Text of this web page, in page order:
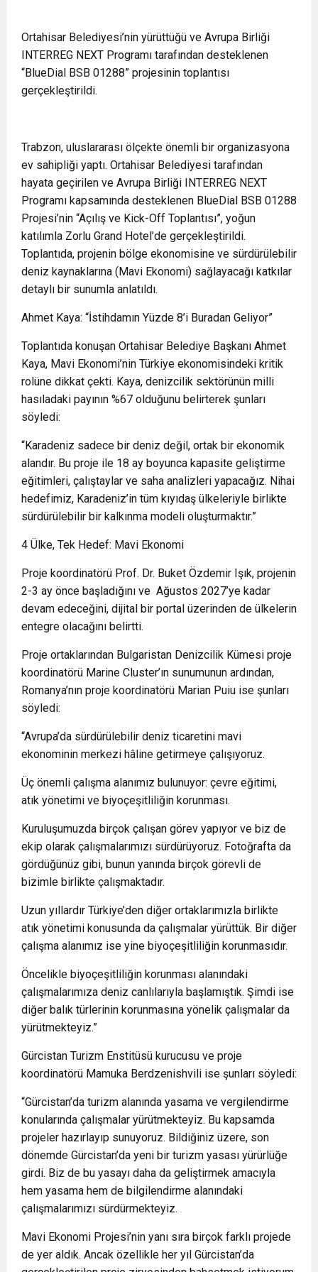
Ortahisar Belediyesi’nin yürüttüğü ve Avrupa Birliği
INTERREG NEXT Programı tarafından desteklenen
“BlueDial BSB 01288” projesinin toplantısı
gerçekleştirildi.
Trabzon, uluslararası ölçekte önemli bir organizasyona
ev sahipliği yaptı. Ortahisar Belediyesi tarafından
hayata geçirilen ve Avrupa Birliği INTERREG NEXT
Programı kapsamında desteklenen BlueDial BSB 01288
Projesi’nin “Açılış ve Kick-Off Toplantısı”, yoğun
katılımla Zorlu Grand Hotel’de gerçekleştirildi.
Toplantıda, projenin bölge ekonomisine ve sürdürülebilir
deniz kaynaklarına (Mavi Ekonomi) sağlayacağı katkılar
detaylı bir sunumla anlatıldı.
Ahmet Kaya: “İstihdamın Yüzde 8’i Buradan Geliyor”
Toplantıda konuşan Ortahisar Belediye Başkanı Ahmet
Kaya, Mavi Ekonomi’nin Türkiye ekonomisindeki kritik
rolüne dikkat çekti. Kaya, denizcilik sektörünün milli
hasıladaki payının %67 olduğunu belirterek şunları
söyledi:
“Karadeniz sadece bir deniz değil, ortak bir ekonomik
alandır. Bu proje ile 18 ay boyunca kapasite geliştirme
eğitimleri, çalıştaylar ve saha analizleri yapacağız. Nihai
hedefimiz, Karadeniz’in tüm kıyıdaş ülkeleriyle birlikte
sürdürülebilir bir kalkınma modeli oluşturmaktır.”
4 Ülke, Tek Hedef: Mavi Ekonomi
Proje koordinatörü Prof. Dr. Buket Özdemir Işık, projenin
2-3 ay önce başladığını ve Ağustos 2027’ye kadar
devam edeceğini, dijital bir portal üzerinden de ülkelerin
entegre olacağını belirtti.
Proje ortaklarından Bulgaristan Denizcilik Kümesi proje
koordinatörü Marine Cluster’ın sunumunun ardından,
Romanya’nın proje koordinatörü Marian Puiu ise şunları
söyledi:
“Avrupa’da sürdürülebilir deniz ticaretini mavi
ekonominin merkezi hâline getirmeye çalışıyoruz.
Üç önemli çalışma alanımız bulunuyor: çevre eğitimi,
atık yönetimi ve biyoçeşitliliğin korunması.
Kuruluşumuzda birçok çalışan görev yapıyor ve biz de
ekip olarak çalışmalarımızı sürdürüyoruz. Fotoğrafta da
gördüğünüz gibi, bunun yanında birçok görevli de
bizimle birlikte çalışmaktadır.
Uzun yıllardır Türkiye’den diğer ortaklarımızla birlikte
atık yönetimi konusunda da çalışmalar yürüttük. Bir diğer
çalışma alanımız ise yine biyoçeşitliliğin korunmasıdır.
Öncelikle biyoçeşitliliğin korunması alanındaki
çalışmalarımıza deniz canlılarıyla başlamıştık. Şimdi ise
diğer balık türlerinin korunmasına yönelik çalışmalar da
yürütmekteyiz.”
Gürcistan Turizm Enstitüsü kurucusu ve proje
koordinatörü Mamuka Berdzenishvili ise şunları söyledi:
“Gürcistan’da turizm alanında yasama ve vergilendirme
konularında çalışmalar yürütmekteyiz. Bu kapsamda
projeler hazırlayıp sunuyoruz. Bildiğiniz üzere, son
dönemde Gürcistan’da yeni bir turizm yasası yürürlüğe
girdi. Biz de bu yasayı daha da geliştirmek amacıyla
hem yasama hem de bilgilendirme alanındaki
çalışmalarımızı sürdürmekteyiz.
Mavi Ekonomi Projesi’nin yanı sıra birçok farklı projede
de yer aldık. Ancak özellikle her yıl Gürcistan’da